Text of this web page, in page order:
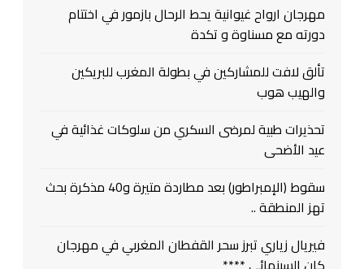
مهرجان ارواح غيوانية يحط الرحال بازمور في اختتام
دورته مع مسناوة و تكدة
تألق لافت للمشاركين في بطولة المغرب للبريكين
والهيب هوب
تحذيرات طبية لمرضى السكري من سلوكات غذائية في
عيد الأضحى
سقوط (الإمبراطور) بعد مطاردة متيرة و40 مذكرة بحث
تهز المنطقة ..
فيريال زياري تبرز سحر القفطان المغربي في مهرجان